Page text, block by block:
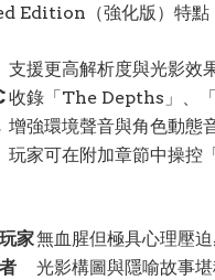
Edition（強化版）特點
支援更高解析度與光影效
收錄「The Depths」、
增強環境聲音與角色動態
玩家可在附加章節中操控
家無血腥但極具心理壓迫
光影構圖與隱喻故事